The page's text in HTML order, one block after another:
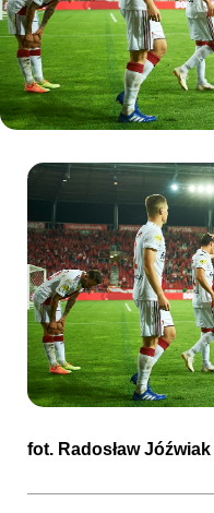
Dla mediów
Kibice
SKLEP
fot. Radosław Jóźwiak